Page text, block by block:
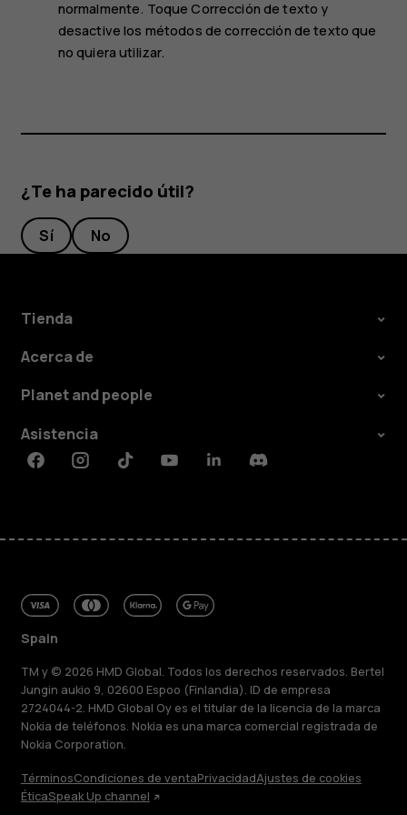
normalmente. ToqueCorrección de texto y
desactive los métodos de corrección de texto que
no quiera utilizar.
¿Te ha parecido útil?
Sí No
Tienda
Acerca de
Planet and people
Asistencia
FacebookInstagramTiktokYoutubeLinkedinDiscord
Spain
TM y © 2026 HMD Global. Todos los derechos reservados. Bertel
Jungin aukio 9, 02600 Espoo (Finlandia). ID de empresa
2724044-2. HMD Global Oy es el titular de la licencia de la marca
Nokia de teléfonos. Nokia es una marca comercial registrada de
Nokia Corporation.
TérminosCondiciones de ventaPrivacidadAjustes de cookies
ÉticaSpeak Up channel